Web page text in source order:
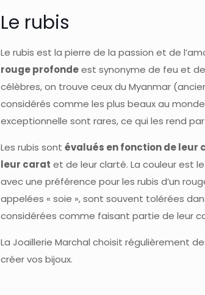
Le rubis
Le rubis est la pierre de la passion et de
rouge profondeest synonyme de feu et de
célèbres, on trouve ceux du Myanmar
considérés comme les plus beaux au
exceptionnelle sont rares, ce qui les rend
Les rubis sont évalués en fonction de leur
leur carat et de leur clarté. La couleur est
avec une préférence pour les rubis d’un
appelées « soie », sont souvent tolérées
considérées comme faisant partie de leur
La Joaillerie Marchal choisit régulièrement
créer vos bijoux.